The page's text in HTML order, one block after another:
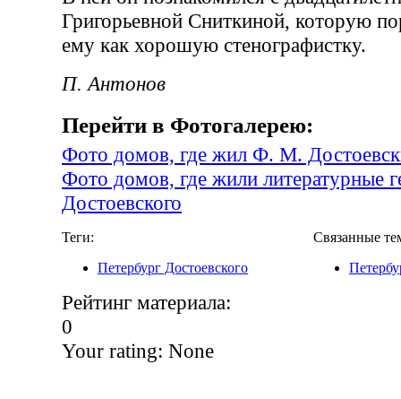
Григорьевной Сниткиной, которую
ему как хорошую стенографистку.
П. Антонов
Перейти в Фотогалерею:
Фото домов, где жил Ф. М.
Фото домов, где жили литературные
Достоевского
Теги:
Петербург Достоевского
Связанные
Рейтинг материала:
0
Your rating: None